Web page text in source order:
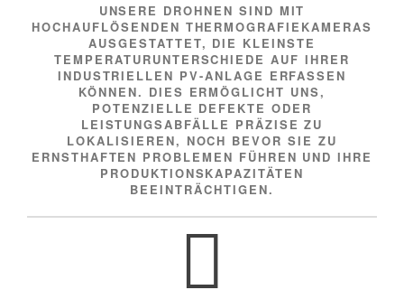
UNSERE DROHNEN SIND MIT
HOCHAUFLÖSENDEN THERMOGRAFIEKAMERAS
AUSGESTATTET, DIE KLEINSTE
TEMPERATURUNTERSCHIEDE AUF IHRER
INDUSTRIELLEN PV-ANLAGE ERFASSEN
KÖNNEN. DIES ERMÖGLICHT UNS,
POTENZIELLE DEFEKTE ODER
LEISTUNGSABFÄLLE PRÄZISE ZU
LOKALISIEREN, NOCH BEVOR SIE ZU
ERNSTHAFTEN PROBLEMEN FÜHREN UND IHRE
PRODUKTIONSKAPAZITÄTEN
BEEINTRÄCHTIGEN.